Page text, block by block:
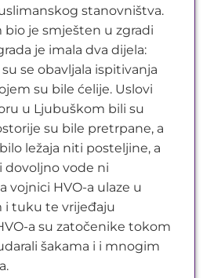
stanovništva.
je smješten u zgradi
je imala dva dijela:
se obavljala ispitivanja
su bile ćelije. Uslovi
u Ljubuškom bili su
su bile pretrpane, a
ležaja niti posteljine, a
dovoljno vode ni
vojnici HVO-a ulaze u
i tuku te vrijeđaju
a su zatočenike tokom
šakama i i mnogim